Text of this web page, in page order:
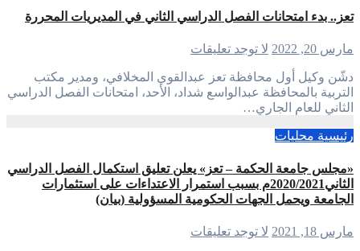
تعز.. بدء امتحانات الفصل الدراسي الثاني في المديريات المحررة
مارس 20, 2022 لا توجد تعليقات
دشّن وكيل أول محافظة تعز عبدالقوي المخلافي، ومدير مكتب
التربية بالمحافظة عبدالواسع شداد، الأحد، امتحانات الفصل الدراسي
الثاني للعام الجاري…
رئيسية محليات
«مجلس جامعة الحكمة – تعز» يعلن تعليق استكمال الفصل الدراسي
الثاني2020/2021م بسبب استمرار الاعتداءات على استثمارات
الجامعة ويحمل الجهات الحكومية المسؤولية (بيان)
مارس 18, 2021 لا توجد تعليقات